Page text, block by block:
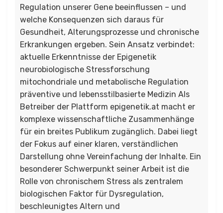
Regulation unserer Gene beeinflussen – und
welche Konsequenzen sich daraus für
Gesundheit, Alterungsprozesse und chronische
Erkrankungen ergeben. Sein Ansatz verbindet:
aktuelle Erkenntnisse der Epigenetik
neurobiologische Stressforschung
mitochondriale und metabolische Regulation
präventive und lebensstilbasierte Medizin Als
Betreiber der Plattform epigenetik.at macht er
komplexe wissenschaftliche Zusammenhänge
für ein breites Publikum zugänglich. Dabei liegt
der Fokus auf einer klaren, verständlichen
Darstellung ohne Vereinfachung der Inhalte. Ein
besonderer Schwerpunkt seiner Arbeit ist die
Rolle von chronischem Stress als zentralem
biologischen Faktor für Dysregulation,
beschleunigtes Altern und